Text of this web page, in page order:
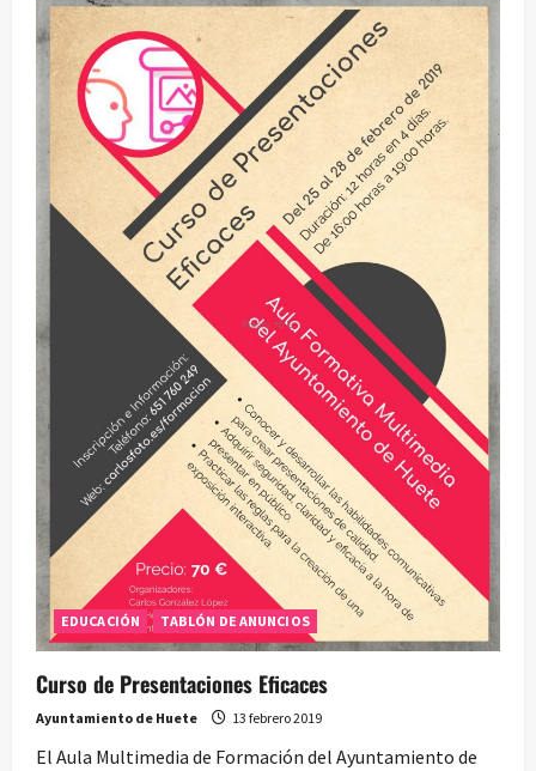
Inauguración
de
la
cubierta
nueva
sala
de
la
2ª
planta
de
la
Merced
EDUCACIÓN TABLÓN DE ANUNCIOS
Curso de Presentaciones Eficaces
Ayuntamiento de Huete 13 febrero 2019
El Aula Multimedia de Formación del Ayuntamiento de